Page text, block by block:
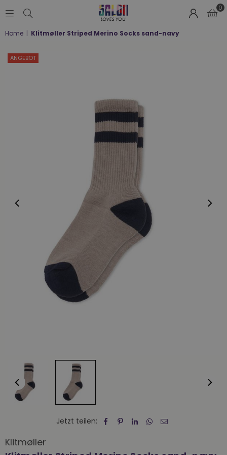
LOVES
0
Home | Klitmøller Striped Merino Socks sand-navy
ANGEBOT
Jetzt teilen:
Klitmøller